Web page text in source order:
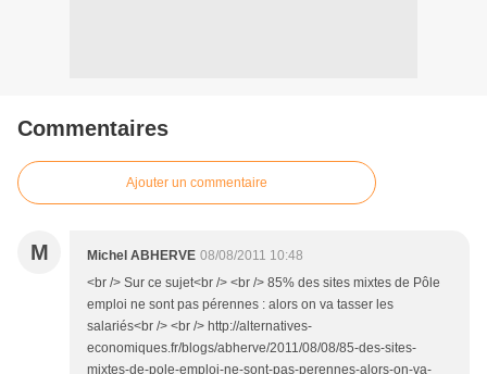
Commentaires
Ajouter un commentaire
M Michel ABHERVE 08/08/2011 10:48
<br /> Sur ce sujet<br /> <br /> 85% des sites mixtes de Pôle
emploi ne sont pas pérennes : alors on va tasser les
salariés<br /> <br /> http://alternatives-
economiques.fr/blogs/abherve/2011/08/08/85-des-sites-
mixtes-de-pole-emploi-ne-sont-pas-perennes-alors-on-va-